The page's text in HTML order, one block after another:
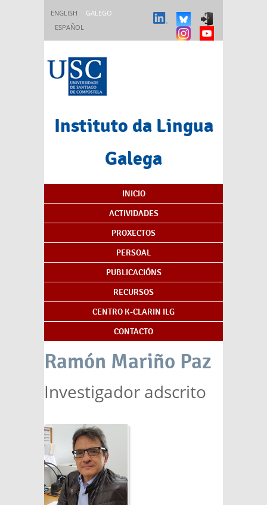
ENGLISH
GALEGO
ESPAÑOL
Instituto da Lingua
Galega
Índice de contidos
INICIO
ACTIVIDADES
PROXECTOS
PERSOAL
PUBLICACIÓNS
RECURSOS
CENTRO K-CLARIN ILG
CONTACTO
Ramón Mariño Paz
Investigador adscrito